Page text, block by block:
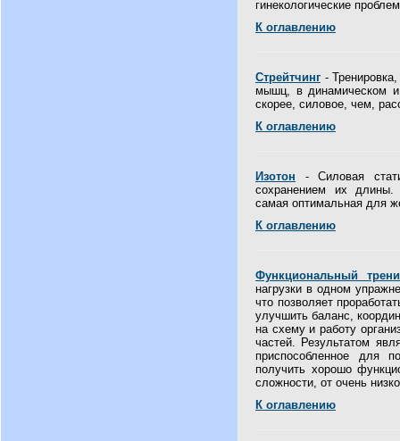
гинекологические
К оглавлению
Стрейтчинг -
мышц, в динамическом и
скорее, силовое, чем,
К оглавлению
Изотон - Силовая
сохранением их
самая оптимальная для
К оглавлению
Функциональный
нагрузки в одном
что позволяет
улучшить баланс,
на схему и работу
частей. Результатом
приспособленное для
получить хорошо
сложности, от очень
К оглавлению